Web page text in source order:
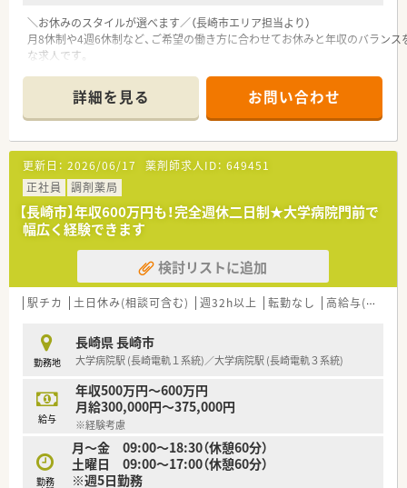
＼お休みのスタイルが選べます／（長崎市エリア担当より）
月8休制や4週6休制など、ご希望の働き方に合わせてお休みと年収のバランス
な求人です。
＼多科目応需でスキルアップ／（長崎市エリア担当より）
総合病院門前で幅広い科目を応需し、無菌調剤室も完備しているため、高度
る環境が整っています。
＊------------------------------------------＊
＼未経験からでも安心の指導体制／（長崎市エリア担当より）
入社後は3ヶ月から半年を目安に、独り立ちまでしっかりサポートするスケジ
してスタートできます。
＊------------------------------------------＊
＼多科目応需でスキルアップ／（長崎市エリア担当より）
総合病院門前で幅広い科目を応需し、無菌調剤室も完備しているため、高度な
る環境が整っています。
【店舗情報と応需状況について】
■最寄りの石橋駅からは少し離れておりますが、車通勤が可能で近隣にはス
な立地です。
■総合病院の門前薬局として多岐にわたる診療科目の処方箋を1日約120枚ほ
おります。
■施設在宅や居宅の患者様への対応も積極的に行っており、地域医療に深く
のある環境です。
【法人特徴について】
詳細を見る お問い合わせ
更新日： 2026/06/17 薬剤師求人ID： 649451
正社員
調剤薬局
【長崎市】年収600万円も！完全週休二日制★大学病院門前で
幅広く経験できます
検討リストに追加
駅チカ 土日休み(相談可含む) 週32h以上 転勤なし 高給与(600万円以上)
勤務地
長崎県 長崎市
大学病院駅 (長崎電軌１系統)／大学病院駅 (長崎電軌３系統)
給与
年収500万円～600万円
月給300,000円～375,000円
※経験考慮
勤務
月～金 09:00～18:30（休憩60分）
土曜日 09:00～17:00（休憩60分）
※週5日勤務